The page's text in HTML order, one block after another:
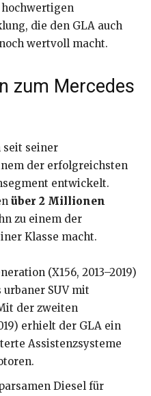
hochwertigen
die den GLA auch
wertvoll macht.
zum Mercedes
seit seiner
der erfolgreichsten
entwickelt.
über 2 Millionen
zu einem der
Klasse macht.
(X156, 2013–2019)
SUV mit
der zweiten
erhielt der GLA ein
Assistenzsysteme
Diesel für